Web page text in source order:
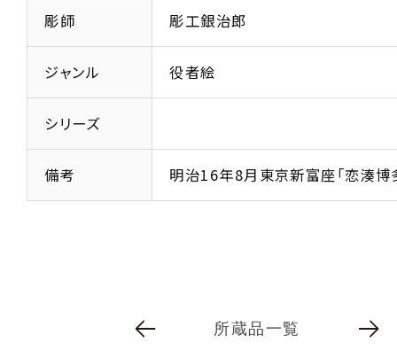
彫師 彫工銀治郎
ジャンル 役者絵
シリーズ
備考 明治16年8月東京新富座「恋湊博
所蔵品一覧